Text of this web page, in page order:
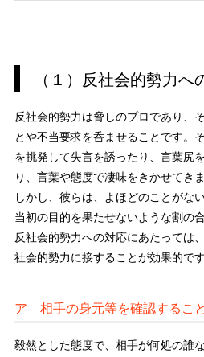
（１）反社会的勢力へ
反社会的勢力は脅しのプロであり、
とや不当要求を呑ませることです。
を挑発して失言を誘ったり、言葉尻
り、言葉や態度で凄味をきかせてきま
しかし、彼らは、よほどのことがな
当初の目的を果たせないような割の
反社会的勢力への対応にあたっては
社会的勢力に接することが効果的です
ア 相手の身元等を確認すること
毅然とした態度で、相手が何処の誰